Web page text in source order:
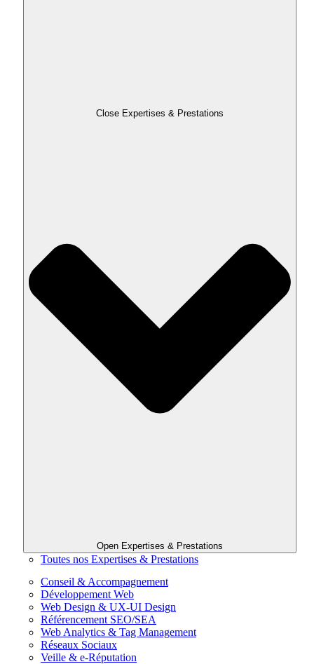
Close Expertises & Prestations
Open Expertises & Prestations
Toutes nos Expertises & Prestations
Conseil & Accompagnement
Développement Web
Web Design & UX-UI Design
Référencement SEO/SEA
Web Analytics & Tag Management
Réseaux Sociaux
Veille & e-Réputation